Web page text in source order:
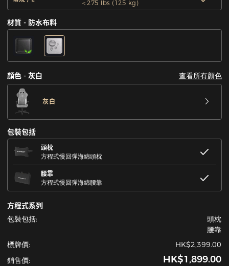
＜275 lbs (125 kg)
材質 - 防水布料
顔色 - 灰白 查看所有顏色
灰白
包裝包括
頭枕
方程式慢回彈海綿頭枕
腰靠
方程式慢回彈海綿腰靠
方程式系列
包裝包括:
頭枕
腰靠
標牌價:
HK$2,399.00
銷售價:
HK$1,899.00